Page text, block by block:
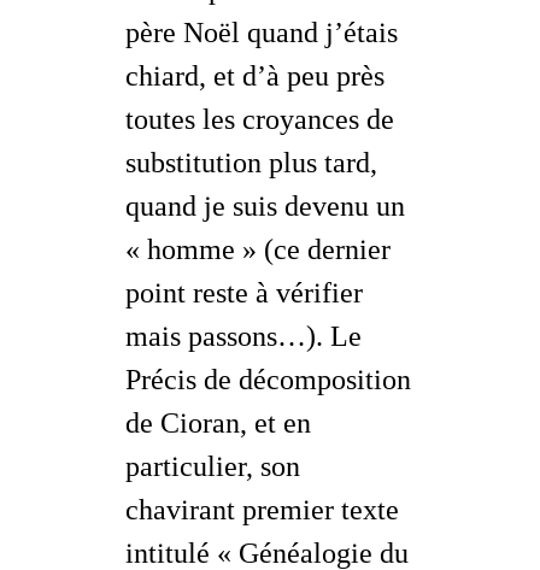
père Noël quand j’étais
chiard, et d’à peu près
toutes les croyances de
substitution plus tard,
quand je suis devenu un
« homme » (ce dernier
point reste à vérifier
mais passons…). Le
Précis de décomposition
de Cioran, et en
particulier, son
chavirant premier texte
intitulé « Généalogie du